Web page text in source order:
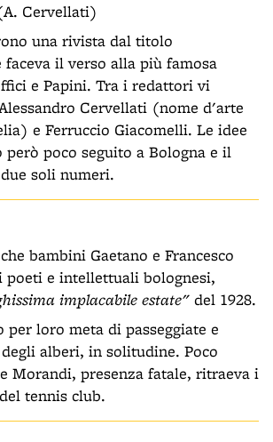
Cervellati)
una rivista dal titolo
il verso alla più famosa
e Papini. Tra i redattori vi
Cervellati (nome d'arte
e Ferruccio Giacomelli. Le idee
poco seguito a Bologna e il
soli numeri.
bambini Gaetano e Francesco
poeti e intellettuali bolognesi,
implacabile estate" del 1928.
loro meta di passeggiate e
alberi, in solitudine. Poco
Morandi, presenza fatale, ritraeva i
tennis club.